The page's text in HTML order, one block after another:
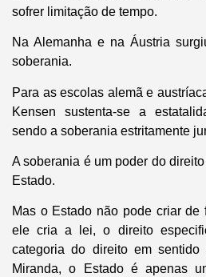
sofrer limitação de tempo.
Na Alemanha e na Áustria
soberania.
Para as escolas alemã e
Kensen sustenta-se a
sendo a soberania estritamente
A soberania é um poder do
Estado.
Mas o Estado não pode criar de
ele cria a lei, o direito
categoria do direito em
Miranda, o Estado é apenas